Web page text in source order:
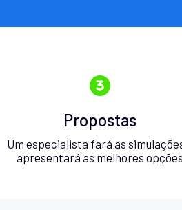
Propostas
Um especialista fará as
apresentará as melhores opções